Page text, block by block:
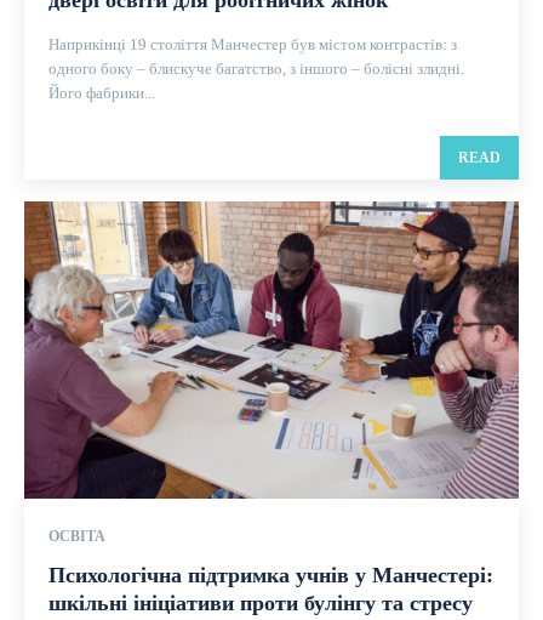
Наприкінці 19 століття Манчестер був містом контрастів: з
одного боку – блискуче багатство, з іншого – болісні злидні.
Його фабрики...
READ
ОСВІТА
Психологічна підтримка учнів у Манчестері:
шкільні ініціативи проти булінгу та стресу